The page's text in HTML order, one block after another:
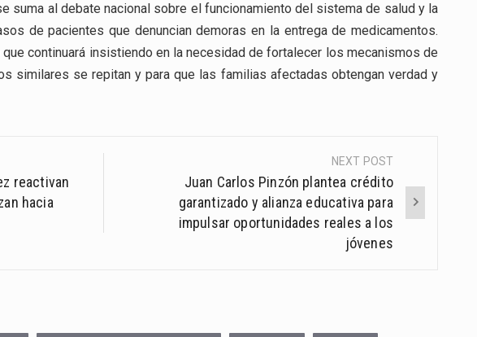
suma al debate nacional sobre el funcionamiento del sistema de salud y la
de pacientes que denuncian demoras en la entrega de medicamentos.
continuará insistiendo en la necesidad de fortalecer los mecanismos de
similares se repitan y para que las familias afectadas obtengan verdad y
reactivan
hacia
NEXT POST
Juan Carlos Pinzón plantea crédito
garantizado y alianza educativa para
impulsar oportunidades reales a los
jóvenes